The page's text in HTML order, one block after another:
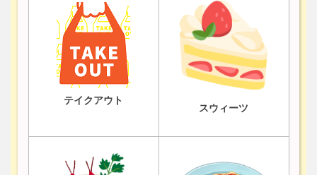
テイクアウト
スウィーツ